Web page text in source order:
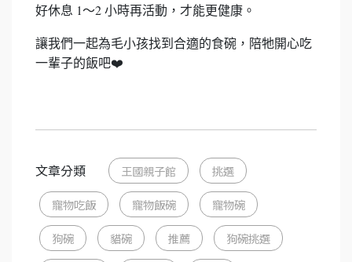
好休息 1～2 小時再活動，才能更健康。
讓我們一起為毛小孩找到合適的食碗，陪牠開心吃
一輩子的飯吧❤️
文章分類 王國親子館 挑選
寵物吃飯 寵物飯碗 寵物碗
狗碗 貓碗 推薦 狗碗挑選